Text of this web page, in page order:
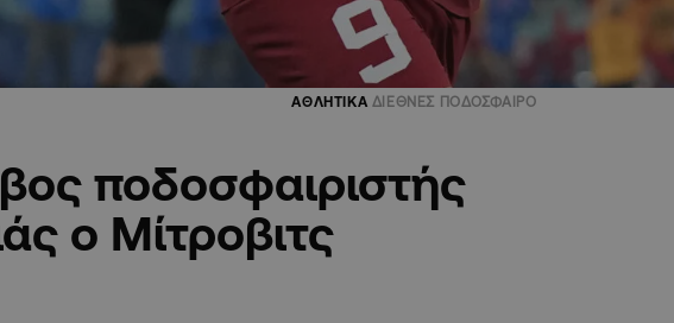
ΑΘΛΗΤΙΚΑ ΔΙΕΘΝΕΣ ΠΟΔΟΣΦΑΙΡΟ
ποδοσφαιριστής
ο Μίτροβιτς